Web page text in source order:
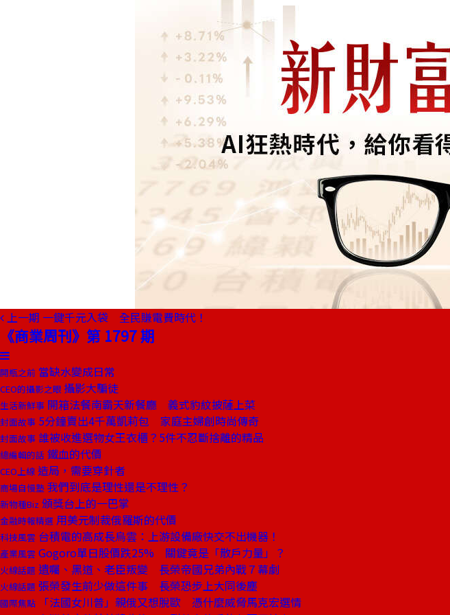
上一期 一鍵千元入袋 全民賺電費時代！
《商業周刊》第 1797 期
開瓶之前 當缺水變成日常
CEO的攝影之眼 攝影大騙徒
生活新鮮事 開箱法餐南霸天新餐廳 義式豹紋披薩上菜
封面故事 5分鐘賣出4千萬凱莉包 家庭主婦創時尚傳奇
封面故事 誰被收進選物女王衣櫃？5件不忍斷捨離的精品
總編輯的話 鐵血的代價
CEO上線 造局，需要穿針者
商場自慢塾 我們到底是理性還是不理性？
新物種Biz 頒獎台上的一巴掌
金融時報精選 用美元制裁俄羅斯的代價
科技風雲 台積電的高成長烏雲：上游設備廠快交不出機器！
產業風雲 Gogoro單日股價跌25% 關鍵竟是「散戶力量」？
火線話題 遺囑、黑道、老臣叛變 長榮帝國兄弟內戰７幕劇
火線話題 張榮發生前少做這件事 長榮恐步上大同後塵
國際焦點 「法國女川普」親俄又想脫歐 憑什麼威脅馬克宏選情